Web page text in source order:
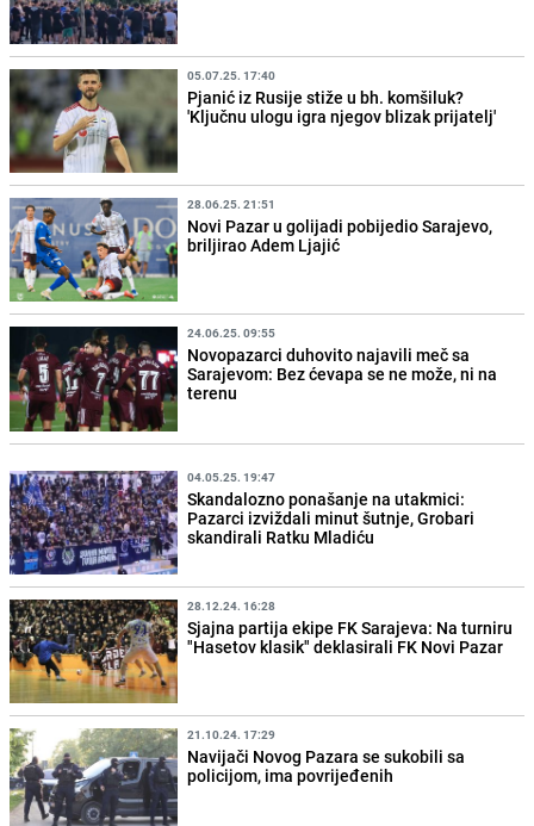
05.07.25. 17:40
Pjanić iz Rusije stiže u bh. komšiluk?
'Ključnu ulogu igra njegov blizak prijatelj'
28.06.25. 21:51
Novi Pazar u golijadi pobijedio Sarajevo,
briljirao Adem Ljajić
24.06.25. 09:55
Novopazarci duhovito najavili meč sa
Sarajevom: Bez ćevapa se ne može, ni na
terenu
04.05.25. 19:47
Skandalozno ponašanje na utakmici:
Pazarci izviždali minut šutnje, Grobari
skandirali Ratku Mladiću
28.12.24. 16:28
Sjajna partija ekipe FK Sarajeva: Na turniru
"Hasetov klasik" deklasirali FK Novi Pazar
21.10.24. 17:29
Navijači Novog Pazara se sukobili sa
policijom, ima povrijeđenih